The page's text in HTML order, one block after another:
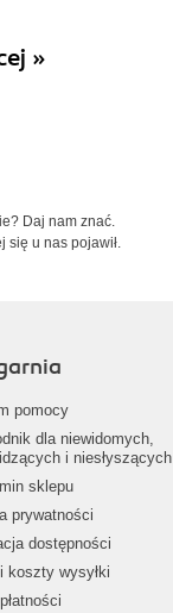
»
Daj nam znać.
się u nas pojawił.
pomocy
dla niewidomych,
i niesłyszących
sklepu
prywatności
dostępności
koszty wysyłki